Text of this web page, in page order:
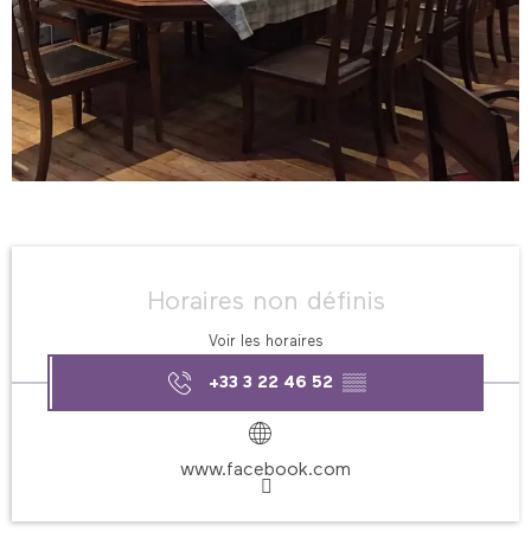
Horaires non définis
Voir les horaires
+33 3 22 46 52 ▒▒
www.facebook.com